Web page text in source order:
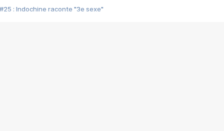
#25 : Indochine raconte "3e sexe"